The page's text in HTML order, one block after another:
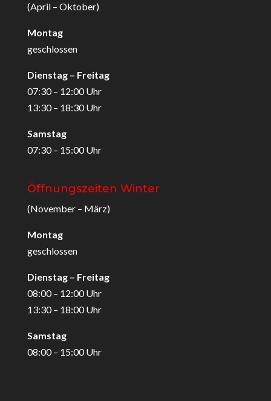
(April – Oktober)
Montag
geschlossen
Dienstag – Freitag
07:30 – 12:00 Uhr
13:30 – 18:30 Uhr
Samstag
07:30 – 15:00 Uhr
Öffnungszeiten Winter
(November – März)
Montag
geschlossen
Dienstag – Freitag
08:00 – 12:00 Uhr
13:30 – 18:00 Uhr
Samstag
08:00 – 15:00 Uhr